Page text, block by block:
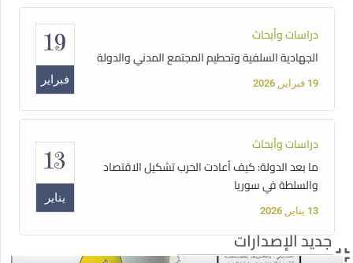
دراسات وأبحاث
الجهادية السلفية وتحطيم المجتمع المدني والدولة
19 فبراير, 2026
19
فبراير
دراسات وأبحاث
ما بعد الدولة: كيف أعادت الحرب تشكيل الاقتصاد
والسلطة في سوريا
13 يناير, 2026
13
يناير
جديد الإصدارات